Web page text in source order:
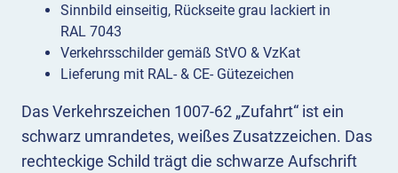
Das Verkehrszeichen 1007-62 „Zufahrt“ ist ein
schwarz umrandetes, weißes Zusatzzeichen. Das
rechteckige Schild trägt die schwarze Aufschrift
Sinnbild einseitig, Rückseite grau lackiert in
RAL 7043
Verkehrsschilder gemäß StVO & VzKat
Lieferung mit RAL- & CE- Gütezeichen